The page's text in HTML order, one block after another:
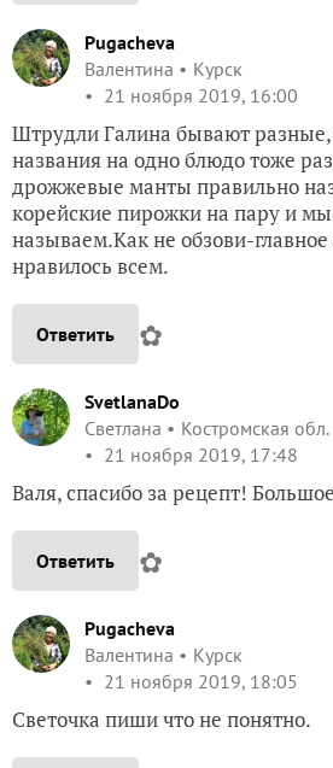
Pugacheva
Валентина
Курск
21 ноября 2019, 16:00
Штрудли Галина бывают
названия на одно блюдо тоже
дрожжевые манты правильно
корейские пирожки на пару и
называем.Как не обзови-
нравилось всем.
Ответить ✿
SvetlanaDo
Светлана
Костромская обл.
21 ноября 2019, 17:48
Валя, спасибо за рецепт!
Ответить ✿
Pugacheva
Валентина
Курск
21 ноября 2019, 18:05
Светочка пиши что не понятно.